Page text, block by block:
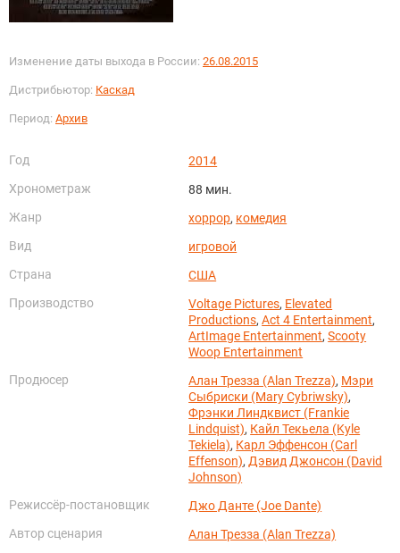
Изменение даты выхода в России: 26.08.2015
Дистрибьютор: Каскад
Период: Архив
Год
2014
Хронометраж
88 мин.
Жанр
хоррор, комедия
Вид
игровой
Страна
США
Производство
Voltage Pictures, Elevated
Productions,Act 4 Entertainment,
ArtImage Entertainment,Scooty
Woop Entertainment
Продюсер
Алан Трезза (Alan Trezza), Мэри
Сыбриски (Mary Cybriwsky),
Фрэнки Линдквист (Frankie
Lindquist), Кайл Текьела (Kyle
Tekiela), Карл Эффенсон (Carl
Effenson), Дэвид Джонсон (David
Johnson)
Режиссёр-постановщик
Джо Данте (Joe Dante)
Автор сценария
Алан Трезза (Alan Trezza)